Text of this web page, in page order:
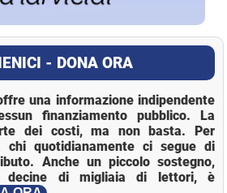
- DONA ORA
una informazione indipendente
finanziamento pubblico. La
dei costi, ma non basta. Per
chi quotidianamente ci segue di
Anche un piccolo sostegno,
decine di migliaia di lettori, è